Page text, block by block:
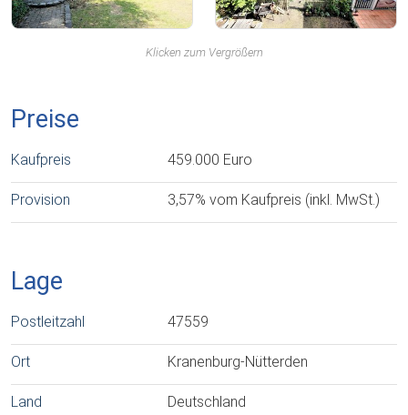
Klicken zum Vergrößern
Preise
Kaufpreis 459.000 Euro
Provision 3,57% vom Kaufpreis (inkl. MwSt.)
Lage
Postleitzahl 47559
Ort Kranenburg-Nütterden
Land Deutschland